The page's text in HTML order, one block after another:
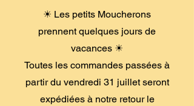
☀ Les petits Moucherons
prennent quelques jours de
vacances ☀
Toutes les commandes passées à
partir du vendredi 31 juillet seront
expédiées à notre retour le